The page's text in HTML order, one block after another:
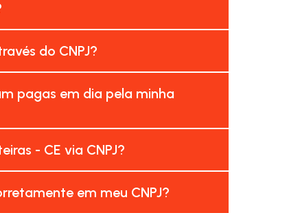
do CNPJ?
pagas em dia pela minha
- CE via CNPJ?
em meu CNPJ?